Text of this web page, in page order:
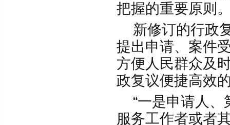
把握的重要原则
新修订的行政
提出申请、案件
方便人民群众及
政复议便捷高效
“一是申请人、
服务工作者或者